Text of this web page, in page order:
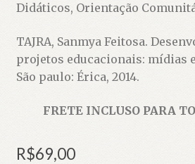
Didáticos, Orientação
TAJRA, Sanmya Feitosa.
projetos educacionais: mídias
São paulo: Érica, 2014.
FRETE INCLUSO PARA
R$69,00